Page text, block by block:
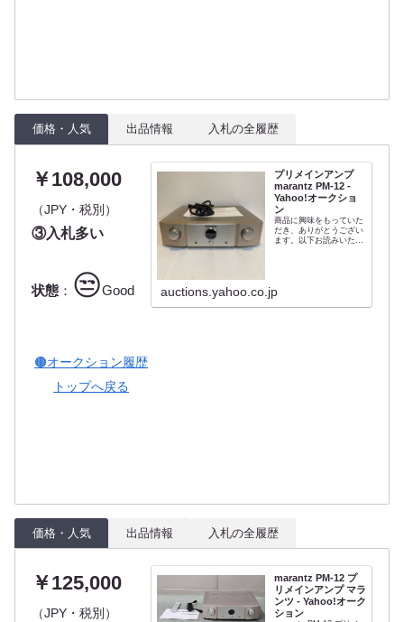
価格・人気 出品情報 入札の全履歴
￥108,000
（JPY・税別）
③入札多い
状態 ： 😒Good
🟤オークション履歴
トップへ戻る
プリメインアンプ
marantz PM-12 -
Yahoo!オークショ
ン
商品に興味をもっていた
だき、ありがとうござい
ます。以下お読みいただ
品の状態】各入力で音出
に問題ありません。【付
auctions.yahoo.co.jp
価格・人気 出品情報 入札の全履歴
￥125,000
（JPY・税別）
marantz PM-12 プ
リメインアンプ マラ
ンツ - Yahoo!オーク
ション